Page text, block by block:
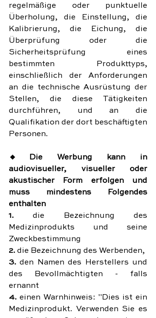
regelmäßige oder punktuelle
Überholung, die Einstellung, die
Kalibrierung, die Eichung, die
Überprüfung oder die
Sicherheitsprüfung eines
bestimmten Produkttyps,
einschließlich der Anforderungen
an die technische Ausrüstung der
Stellen, die diese Tätigkeiten
durchführen, und an die
Qualifikation der dort beschäftigten
Personen.
🔸Die Werbung kann in
audiovisueller, visueller oder
akustischer Form erfolgen und
muss mindestens Folgendes
enthalten
1. die Bezeichnung des
Medizinprodukts und seine
Zweckbestimmung
2. die Bezeichnung des Werbenden,
3. den Namen des Herstellers und
des Bevollmächtigten - falls
ernannt
4. einen Warnhinweis: "Dies ist ein
Medizinprodukt. Verwenden Sie es